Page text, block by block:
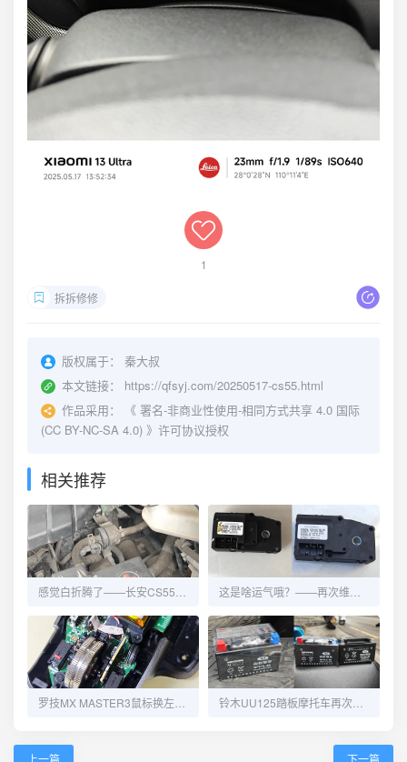
1
拆拆修修
版权属于：
秦大叔
本文链接：
https://qfsyj.com/20250517-cs55.html
作品采用：
《 署名-非商业性使用-相同方式共享 4.0 国际
(CC BY-NC-SA 4.0) 》许可协议授权
相关推荐
上一篇 下一篇